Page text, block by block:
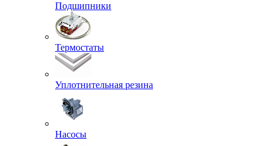
Подшипники
Термостаты
Уплотнительная резина
Насосы